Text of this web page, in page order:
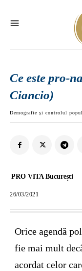
Ce este pro-
Ciancio)
Demografie și controlul
PRO VITA București
26/03/2021
Orice agendă
fie mai mult
acordat celor